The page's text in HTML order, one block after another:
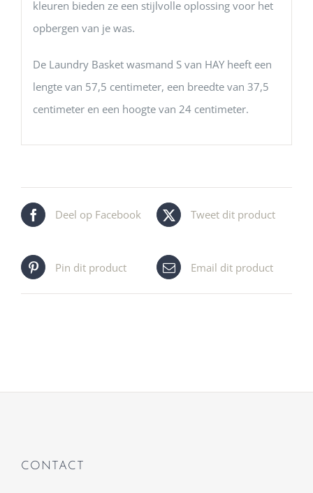
kleuren bieden ze een stijlvolle oplossing voor het
opbergen van je was.
De Laundry Basket wasmand S van HAY heeft een
lengte van 57,5 centimeter, een breedte van 37,5
centimeter en een hoogte van 24 centimeter.
Deel op Facebook Tweet dit product
Pin dit product Email dit product
CONTACT